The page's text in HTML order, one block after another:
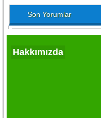
Son Yorumlar
Hakkımızda